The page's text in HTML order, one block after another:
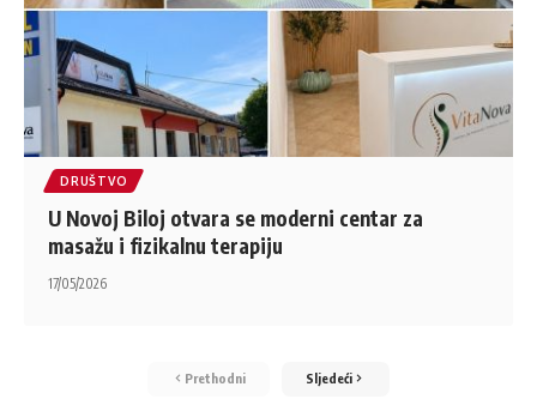
DRUŠTVO
U Novoj Biloj otvara se moderni centar za
masažu i fizikalnu terapiju
17/05/2026
Prethodni Sljedeći